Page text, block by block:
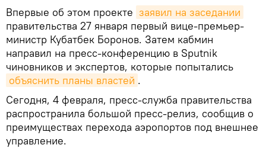
Впервые об этом проекте заявил на заседании
правительства 27 января первый вице-премьер-
министр Кубатбек Боронов. Затем кабмин
направил на пресс-конференцию в Sputnik
чиновников и экспертов, которые попытались
объяснить планы властей .
Сегодня, 4 февраля, пресс-служба правительства
распространила большой пресс-релиз, сообщив о
преимуществах перехода аэропортов под внешнее
управление.